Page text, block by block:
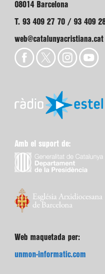
08014 Barcelona
T. 93 409 27 70 / 93 409
web@catalunyacristiana.cat
Amb el suport de:
Web maquetada per:
unmon-informatic.com